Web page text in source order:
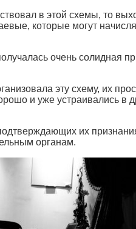
в этой схемы, то
которые могут
очень солидная
эту схему, их
и уже устраивались в
их
органам.